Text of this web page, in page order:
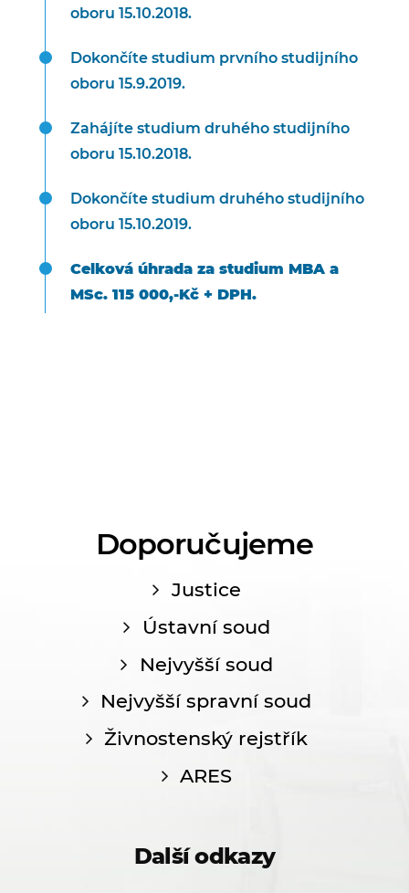
oboru 15.10.2018.
Dokončíte studium prvního studijního
oboru 15.9.2019.
Zahájíte studium druhého studijního
oboru 15.10.2018.
Dokončíte studium druhého studijního
oboru 15.10.2019.
Celková úhrada za studium MBA a
MSc. 115 000,-Kč + DPH.
Doporučujeme
Justice
Ústavní soud
Nejvyšší soud
Nejvyšší spravní soud
Živnostenský rejstřík
ARES
Další odkazy